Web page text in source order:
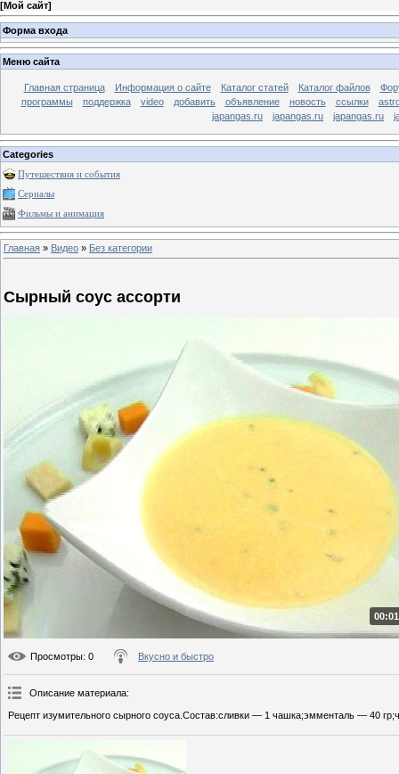
[Мой сайт]
Форма входа
Меню сайта
Главная страница Информация о сайте Каталог статей Каталог файлов
программы
поддержка video добавить объявление новость ссылки
japangas.ru
japangas.ru japangas.ru
Categories
Путешествия и события
Сериалы
Фильмы и анимация
Главная » Видео » Без категории
Сырный соус ассорти
Просмотры: 0 Вкусно и быстро
Описание материала:
Рецепт изумительного сырного соуса.Состав:сливки — 1 чашка;эмменталь — 40